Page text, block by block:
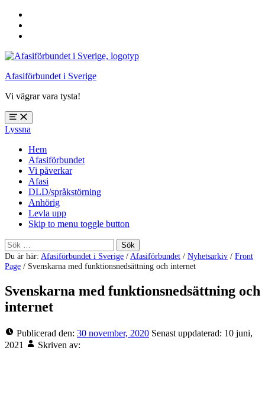
sidfoten
Afasiförbundet i Sverige
Vi vägrar vara tysta!
Öppna
meny:
%s
Lyssna
Hem
Afasiförbundet
Vi påverkar
Afasi
DLD/språkstörning
Anhörig
Levla upp
Skip to menu toggle button
Sök
efter:
Du är här: Afasiförbundet i Sverige /Afasiförbundet / Nyhetsarkiv / Front
Page / Svenskarna med funktionsnedsättning och internet
Svenskarna med funktionsnedsättning och
internet
Publicerad den: 30 november, 2020 Senast uppdaterad: 10 juni,
2021
Skriven av: